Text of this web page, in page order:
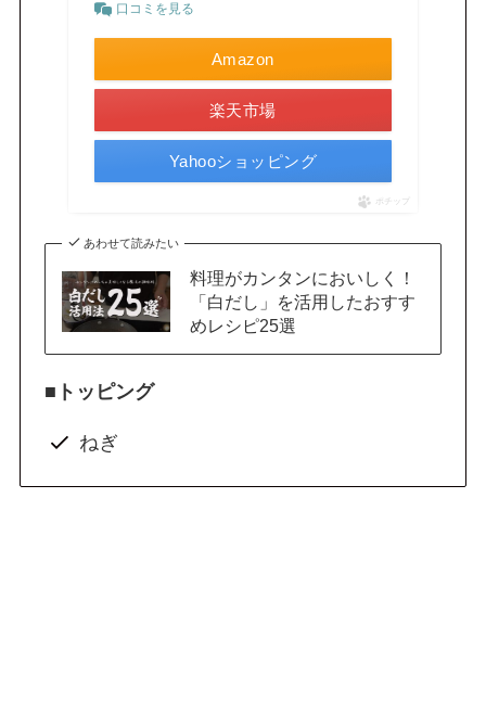
口コミを見る
Amazon
楽天市場
Yahooショッピング
ポチップ
あわせて読みたい
料理がカンタンにおいしく！
「白だし」を活用したおすす
めレシピ25選
■トッピング
ねぎ